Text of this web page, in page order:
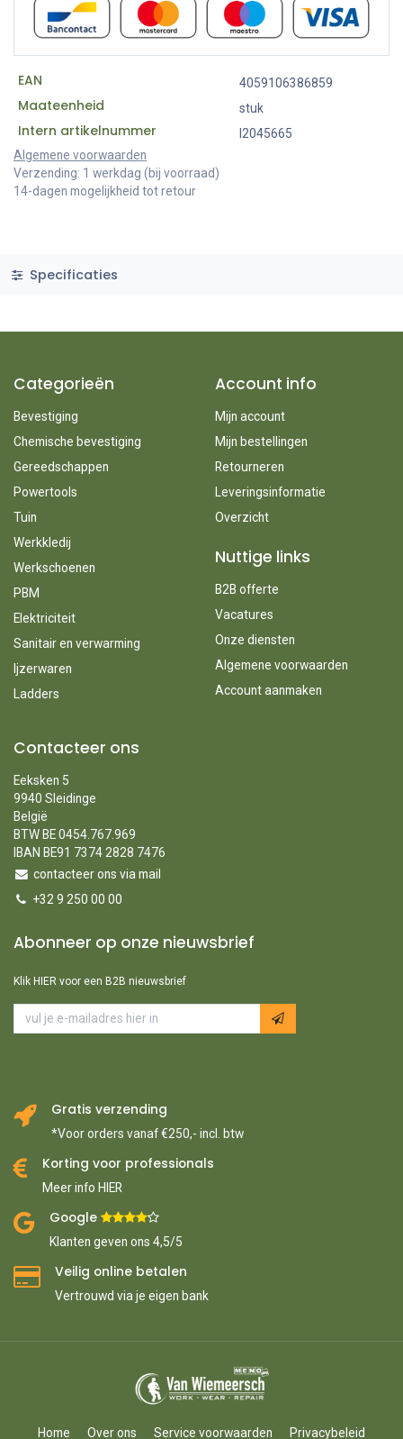
EAN 4059106386859
Maateenheid stuk
Intern artikelnummer
I2045665
Algemene voorwaarden
Verzending: 1 werkdag (bij voorraad)
14-dagen mogelijkheid tot retour
Specificaties
Categorieën
Bevestiging
Chemische bevestiging
Gereedschappen
Powertools
Tuin
Werkkledij
Werkschoenen
PBM
Elektriciteit
Sanitair en verwarming
Ijzerwaren
Ladders
Account info
Mijn account
Mijn bestellingen
Retourneren
Leveringsinformatie
Overzicht
Nuttige links
B2B offerte
Vacatures
Onze diensten
Algemene voorwaarden
Account aanmaken
Contacteer ons
Eeksken 5
9940 Sleidinge
België
BTW BE 0454.767.969
IBAN BE91 7374 2828 7476
contacteer ons via mail
+32 9 250 00 00
Abonneer op onze nieuwsbrief
Klik HIER voor een B2B nieuwsbrief
Gratis verzending
*Voor orders vanaf €250,- incl. btw
Korting voor professionals
Meer info HIER
Google ​
Klanten geven ons 4,5/5
Veilig online betalen
Vertrouwd via je eigen bank
Home Over ons Service voorwaarden Privacybeleid